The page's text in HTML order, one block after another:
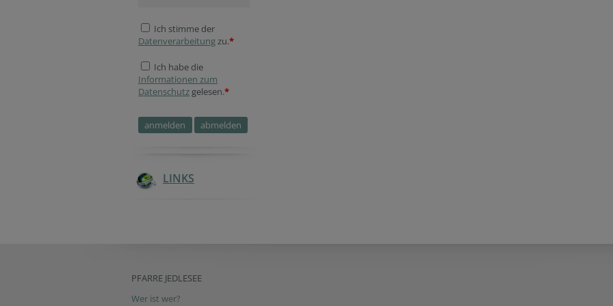
Ich stimme der
Datenverarbeitungzu.*
Ich habe die
Informationen zum
Datenschutz gelesen.*
LINKS
PFARRE JEDLESEE
Wer ist wer?